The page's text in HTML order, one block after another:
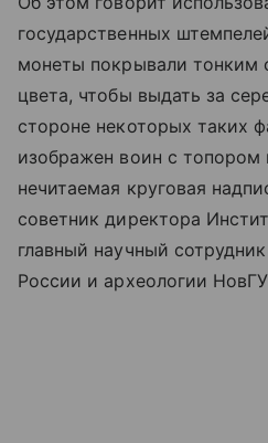
государственных
монеты покрывали тонким
цвета, чтобы выдать за
стороне некоторых таких
изображен воин с топором
нечитаемая круговая
советник директора
главный научный
России и археологии